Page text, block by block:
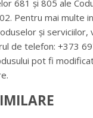
681 și 805 ale
Pentru mai multe
și serviciilor,
de telefon: +373
pot fi